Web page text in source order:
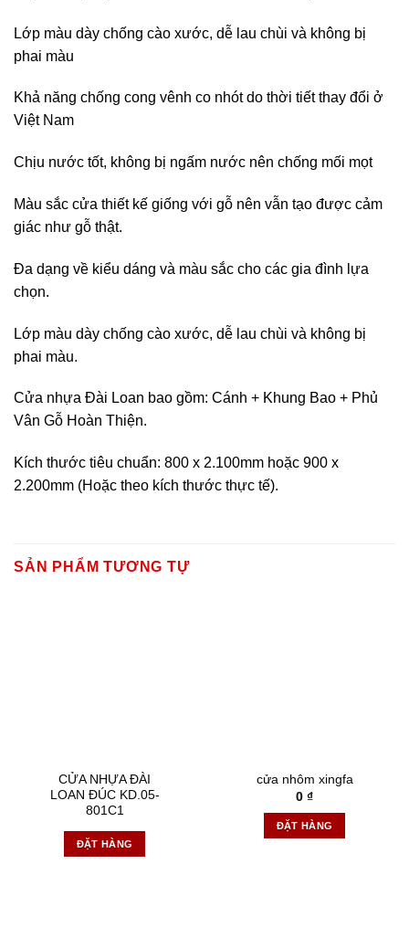
Lớp màu dày chống cào xước, dễ lau chùi và không bị
phai màu
Khả năng chống cong vênh co nhót do thời tiết thay đổi ở
Việt Nam
Chịu nước tốt, không bị ngấm nước nên chống mối mọt
Màu sắc cửa thiết kế giống với gỗ nên vẫn tạo được cảm
giác như gỗ thật.
Đa dạng về kiểu dáng và màu sắc cho các gia đình lựa
chọn.
Lớp màu dày chống cào xước, dễ lau chùi và không bị
phai màu.
Cửa nhựa Đài Loan bao gồm: Cánh + Khung Bao + Phủ
Vân Gỗ Hoàn Thiện.
Kích thước tiêu chuẩn: 800 x 2.100mm hoặc 900 x
2.200mm (Hoặc theo kích thước thực tế).
SẢN PHẨM TƯƠNG TỰ
CỬA NHỰA ĐÀI
LOAN ĐÚC KD.05-
801C1
ĐẶT HÀNG
cửa nhôm xingfa
0 ₫
ĐẶT HÀNG